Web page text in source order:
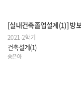
2021-2학기
건축설계(1)
송은아